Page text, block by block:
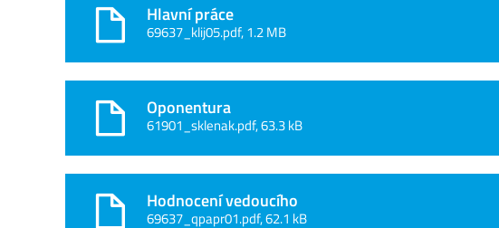
Hlavní práce
69637_klij05.pdf, 1.2 MB
Oponentura
61901_sklenak.pdf, 63.3 kB
Hodnocení vedoucího
69637_qpapr01.pdf, 62.1 kB